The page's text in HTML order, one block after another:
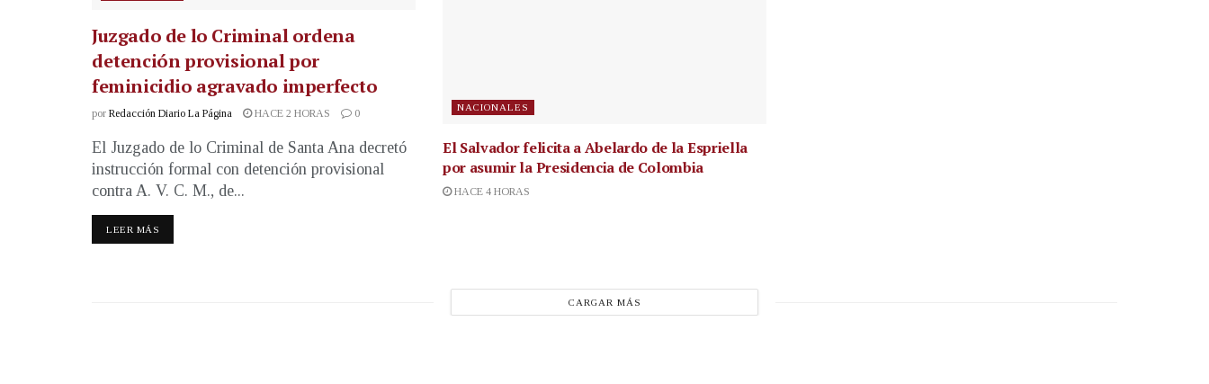
Juzgado de lo Criminal ordena
detención provisional por
feminicidio agravado imperfecto
por Redacción Diario La Página HACE 2 HORAS 0
El Juzgado de lo Criminal de Santa Ana decretó
instrucción formal con detención provisional
contra A. V. C. M., de...
LEER MÁS
NACIONALES
El Salvador felicita a Abelardo de la Espriella
por asumir la Presidencia de Colombia
HACE 4 HORAS
CARGAR MÁS